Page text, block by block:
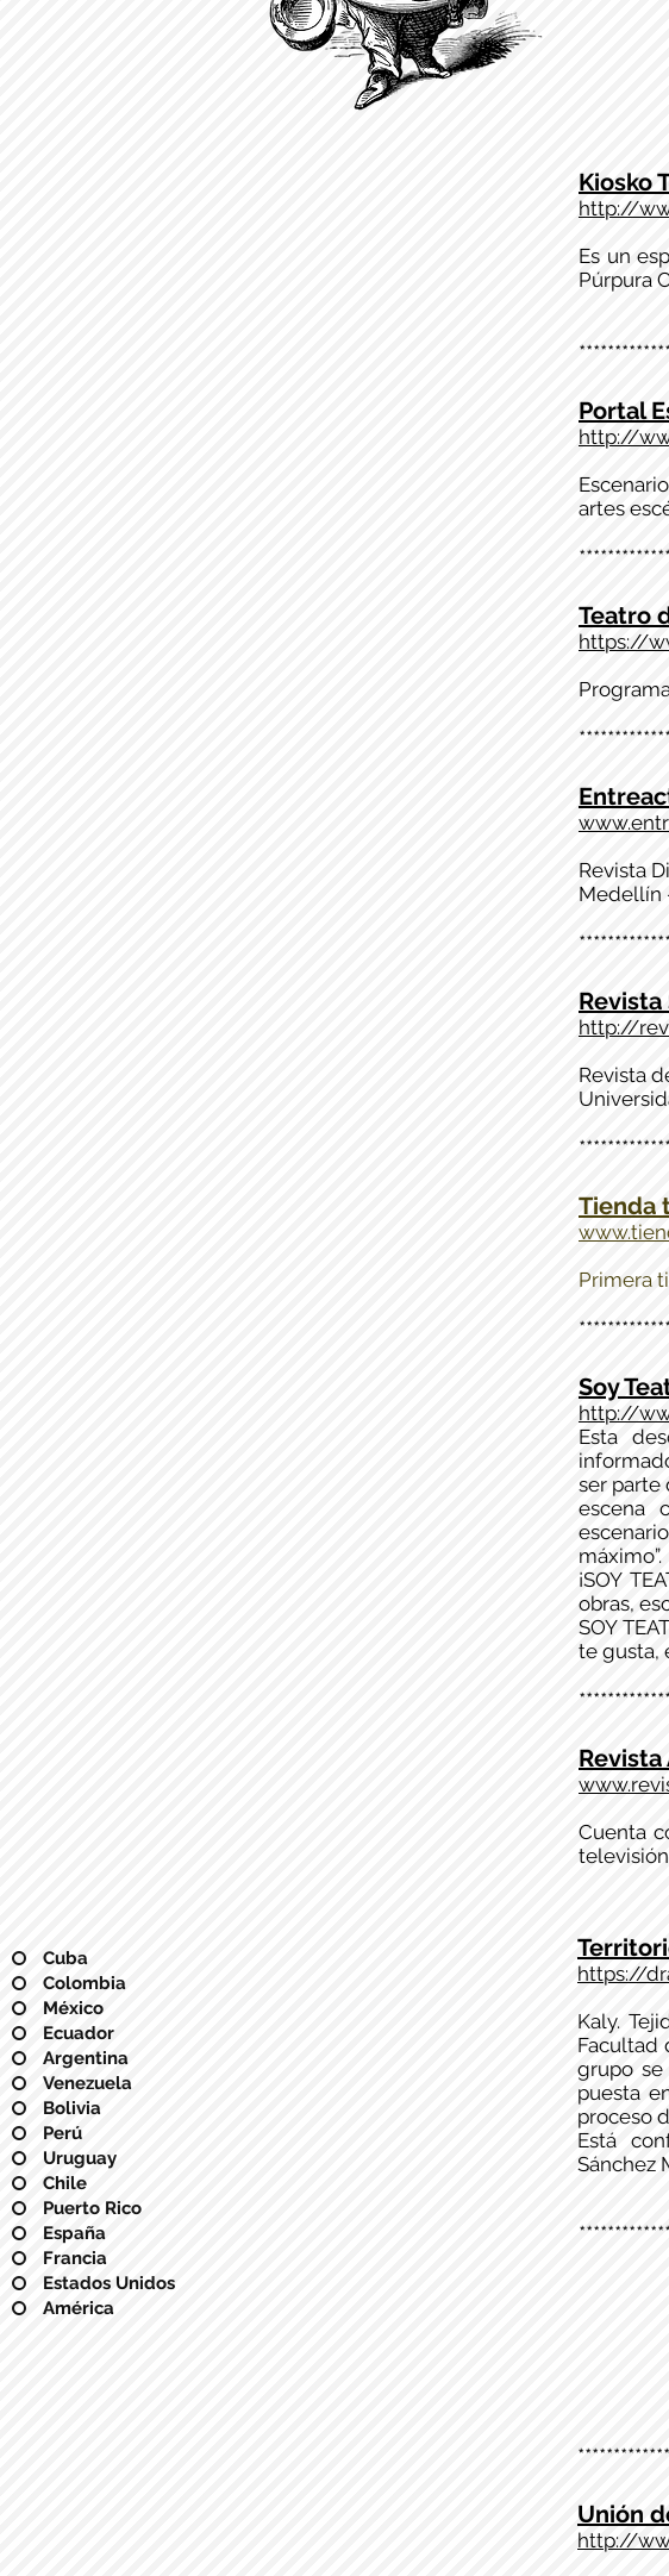
Cuba
Colombia
México
Ecuador
Argentina
Venezuela
Bolivia
Perú
Uruguay
Chile
Puerto Rico
España
Francia
Estados Unidos
América
Kiosko
http://
Es un
Púrpura
Portal
http://
artes
Teatro
https://
Revista
Medellín
Revista
http://
Revista
Tienda
Primera
Soy
http://
Esta
ser parte
escena
máximo”.
¡SOY
obras,
SOY
te gusta,
Cuenta
https://
Kaly.
Facultad
grupo
puesta
proceso
Está
Sánchez
Unión
http://